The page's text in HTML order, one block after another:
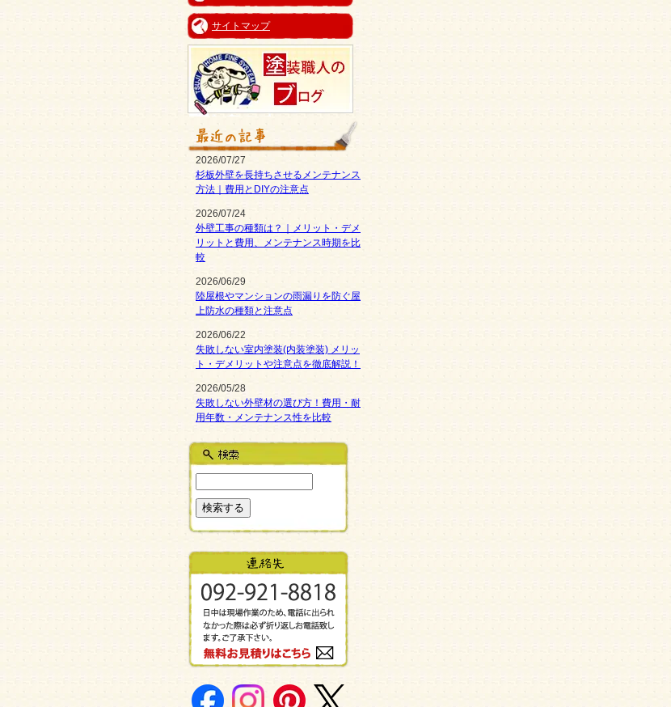
サイトマップ
2026/07/27
杉板外壁を長持ちさせるメンテナンス
方法｜費用とDIYの注意点
2026/07/24
外壁工事の種類は？｜メリット・デメ
リットと費用、メンテナンス時期を比
較
2026/06/29
陸屋根やマンションの雨漏りを防ぐ屋
上防水の種類と注意点
2026/06/22
失敗しない室内塗装(内装塗装) メリッ
ト・デメリットや注意点を徹底解説！
2026/05/28
失敗しない外壁材の選び方！費用・耐
用年数・メンテナンス性を比較